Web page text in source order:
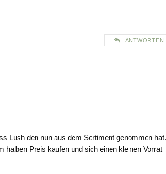
ANTWORTEN
Lush den nun aus dem Sortiment genommen hat.
halben Preis kaufen und sich einen kleinen Vorrat